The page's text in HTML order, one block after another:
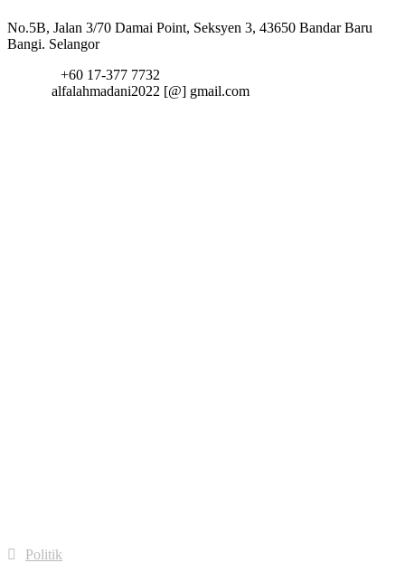
No.5B, Jalan 3/70 Damai Point, Seksyen 3, 43650 Bandar Baru
Bangi. Selangor
+60 17-377 7732
alfalahmadani2022 [@] gmail.com
Politik